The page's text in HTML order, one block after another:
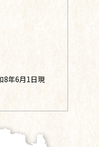
8年6月1日現